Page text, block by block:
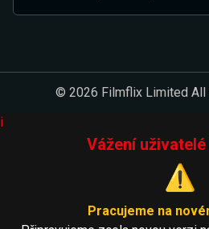
© 2026 Filmflix Limited All
i
Vážení
⚠️
Pracujeme na